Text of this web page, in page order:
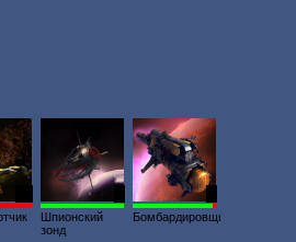
Шпионский
зонд
Бомбардировщик